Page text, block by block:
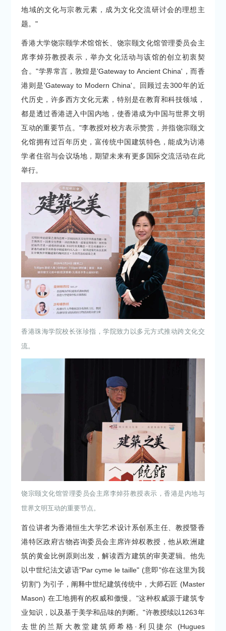
地域的文化与宗教元素，成为文化交流研讨会的理想主
题。"
香港大学饶宗颐学术馆馆长、饶宗颐文化馆管理委员会主
席李焯芬教授表示，举办文化活动与该馆的创立初衷契
合。"学界常言，敦煌是'Gateway to Ancient China'，而香
港则是'Gateway to Modern China'。回顾过去300年的近
代历史，许多西方文化元素，特别是在教育和科技领域，
都是透过香港进入中国内地，使香港成为中国与世界文明
互动的重要节点。"李教授对校方表示赞赏，并指饶宗颐文
化馆拥有过百年历史，富传统中国建筑特色，能成为访港
学者住宿与会议场地，期望未来有更多国际交流活动在此
举行。
香港珠海学院校长张珍指，学院致力以多元方式推动跨文化交
流。
饶宗颐文化馆管理委员会主席李焯芬教授表示，香港是内地与
世界文明互动的重要节点。
首位讲者为香港恒生大学艺术设计系创系主任、教授暨香
港特区政府古物咨询委员会主席许焯权教授，他从欧洲建
筑的黄金比例原则出发，解读西方建筑的审美逻辑。他先
以中世纪法文谚语"Par cyme le taille" (意即"你在这里为我
切割") 为引子，阐释中世纪建筑传统中，大师石匠 (Master
Mason) 在工地拥有的权威和傲慢。"这种权威源于建筑专
业知识，以及基于美学和品味的判断。"许教授续以1263年
去世的兰斯大教堂建筑师希格·利贝捷尔 (Hugues